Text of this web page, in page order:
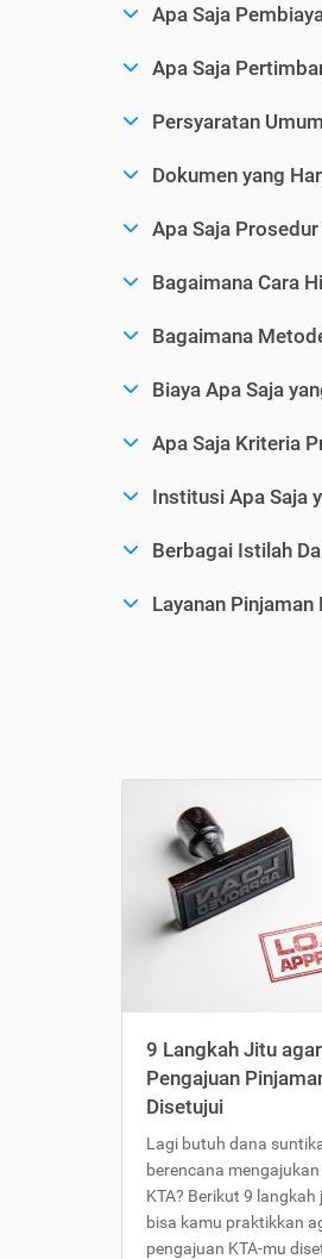
Apa Saja
Apa Saja
Persyaratan
Dokumen yang
Apa Saja
Bagaimana Cara
Bagaimana
Biaya Apa Saja
Apa Saja Kriteria
Institusi Apa Saja
Berbagai Istilah
Layanan
9 Langkah Jitu agar
Pengajuan
Disetujui
Lagi butuh dana
berencana
KTA? Berikut 9 langkah
bisa kamu praktikkan
pengajuan KTA-mu